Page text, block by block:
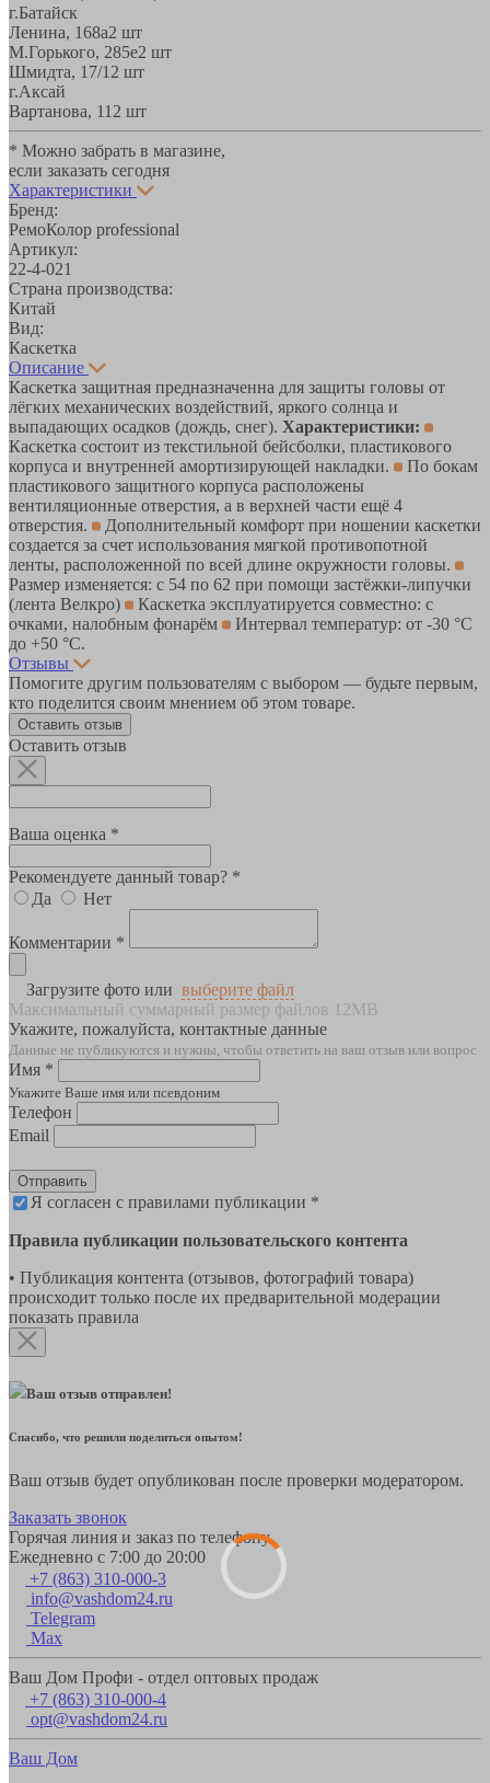
г.Батайск
Ленина, 168а2 шт
М.Горького, 285е2 шт
Шмидта, 17/1 2 шт
г.Аксай
Вартанова, 11 2 шт
* Можно забрать в магазине,
если заказать сегодня
Характеристики
Бренд:
РемоКолор professional
Артикул:
22-4-021
Страна производства:
Китай
Вид:
Каскетка
Описание
Каскетка защитная предназначенна для защиты головы от
лёгких механических воздействий, яркого солнца и
выпадающих осадков (дождь, снег). Характеристики:
Каскетка состоит из текстильной бейсболки, пластикового
корпуса и внутренней амортизирующей накладки.
По бокам
пластикового защитного корпуса расположены
вентиляционные отверстия, а в верхней части ещё 4
отверстия.
Дополнительный комфорт при ношении каскетки
создается за счет использования мягкой противопотной
ленты, расположенной по всей длине окружности головы.
Размер изменяется: с 54 по 62 при помощи застёжки-липучки
(лента Велкро)
Каскетка эксплуатируется совместно: с
очками, налобным фонарём
Интервал температур: от -30 °С
до +50 °С.
Отзывы
Помогите другим пользователям с выбором — будьте первым,
кто поделится своим мнением об этом товаре.
Оставить отзыв
Оставить отзыв
Ваша оценка *
Рекомендуете данный товар? *
Да
Нет
Комментарии *
Загрузите фото или выберите файл
Максимальный суммарный размер файлов 12MB
Укажите, пожалуйста, контактные данные
Данные не публикуются и нужны, чтобы ответить на ваш отзыв или вопрос
Имя *
Укажите Ваше имя или псевдоним
Телефон
Email
Отправить
Я согласен с правилами публикации *
Правила публикации пользовательского контента
• Публикация контента (отзывов, фотографий товара)
происходит только после их предварительной модерации
показать правила
Ваш отзыв отправлен!
Спасибо, что решили поделиться опытом!
Ваш отзыв будет опубликован после проверки модератором.
Заказать звонок
Горячая линия и заказ по телефону
Ежедневно с 7:00 до 20:00
+7 (863) 310-000-3
info@vashdom24.ru
Telegram
Max
Ваш Дом Профи - отдел оптовых продаж
+7 (863) 310-000-4
opt@vashdom24.ru
Ваш Дом